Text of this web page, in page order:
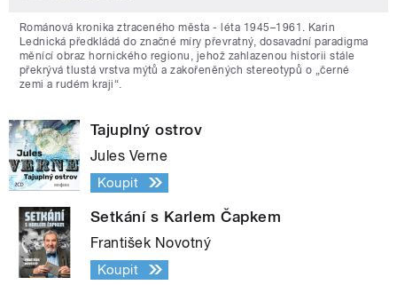
Románová kronika ztraceného města - léta 1945–1961. Karin
Lednická předkládá do značné míry převratný, dosavadní paradigma
měnící obraz hornického regionu, jehož zahlazenou historii stále
překrývá tlustá vrstva mýtů a zakořeněných stereotypů o „černé
zemi a rudém kraji“.
Tajuplný ostrov
Jules Verne
Koupit
Setkání s Karlem Čapkem
František Novotný
Koupit